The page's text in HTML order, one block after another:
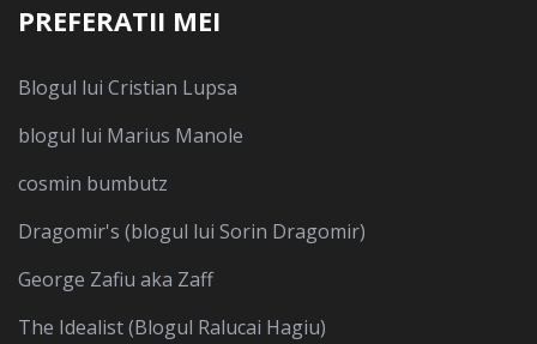
PREFERATII MEI
Blogul lui Cristian Lupsa
blogul lui Marius Manole
cosmin bumbutz
Dragomir's (blogul lui Sorin Dragomir)
George Zafiu aka Zaff
The Idealist (Blogul Ralucai Hagiu)